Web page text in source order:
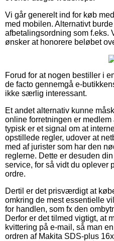
Vi går generelt ind for køb
med mobilen. Alternativt
afbetalingsordning som f.eks.
ønsker at honorere beløbet
Forud for at nogen bestiller i
de facto gennemgå e-
ikke særlig interessant.
Et andet alternativ kunne
online forretningen er
typisk er et signal om at
opstillede regler, udover at
med af jurister som har den
reglerne. Dette er desuden
service, for så vidt du oplever
ordre.
Dertil er det prisværdigt at
omkring de mest essentielle
for handlen, som fx den
Derfor er det tilmed vigtigt, at
kvittering på e-mail, så man
ordren af Makita SDS-plus